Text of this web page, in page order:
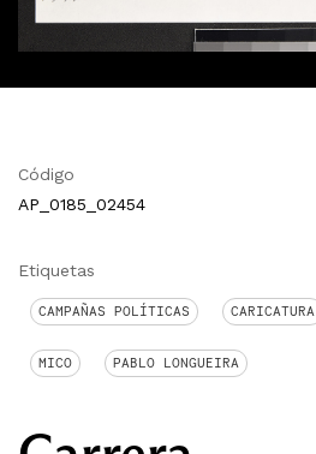
Código
AP_0185_02454
Etiquetas
CAMPAÑAS POLÍTICAS CARICATURA
MICO PABLO LONGUEIRA